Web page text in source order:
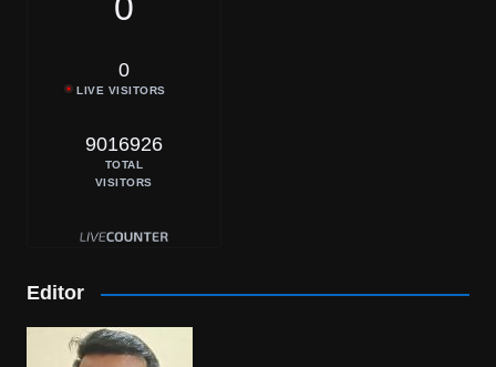
0
0
LIVE VISITORS
9016926
TOTAL
VISITORS
Editor